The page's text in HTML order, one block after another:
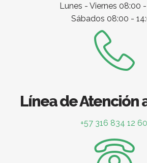
Lunes - Viernes 08:00
Sábados 08:00 -
Línea de Atención
+57 316 834 12 60